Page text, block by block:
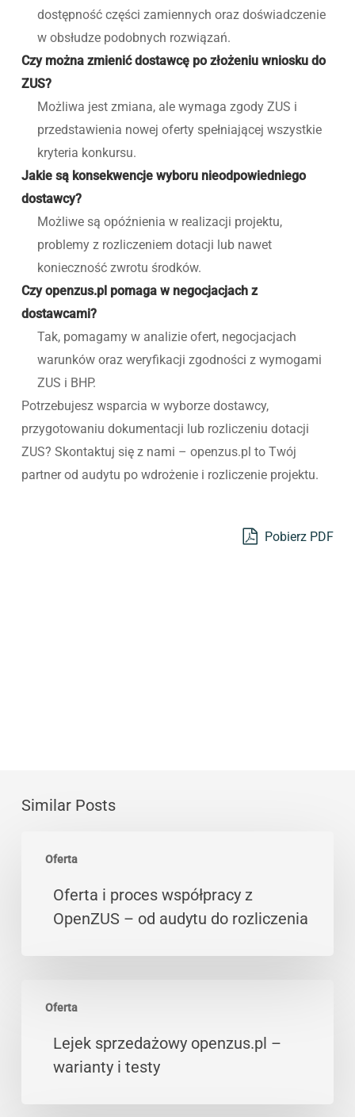
dostępność części zamiennych oraz doświadczenie
w obsłudze podobnych rozwiązań.
Czy można zmienić dostawcę po złożeniu wniosku do
ZUS?
Możliwa jest zmiana, ale wymaga zgody ZUS i
przedstawienia nowej oferty spełniającej wszystkie
kryteria konkursu.
Jakie są konsekwencje wyboru nieodpowiedniego
dostawcy?
Możliwe są opóźnienia w realizacji projektu,
problemy z rozliczeniem dotacji lub nawet
konieczność zwrotu środków.
Czy openzus.pl pomaga w negocjacjach z
dostawcami?
Tak, pomagamy w analizie ofert, negocjacjach
warunków oraz weryfikacji zgodności z wymogami
ZUS i BHP.
Potrzebujesz wsparcia w wyborze dostawcy,
przygotowaniu dokumentacji lub rozliczeniu dotacji
ZUS? Skontaktuj się z nami – openzus.pl to Twój
partner od audytu po wdrożenie i rozliczenie projektu.
Pobierz PDF
Similar Posts
Oferta
proces
współpracy
OpenZUS
rozliczenia
Oferta i proces współpracy z
OpenZUS – od audytu do rozliczenia
Oferta
sprzedażowy
openzus.plLejek sprzedażowy openzus.pl –
warianty i testy